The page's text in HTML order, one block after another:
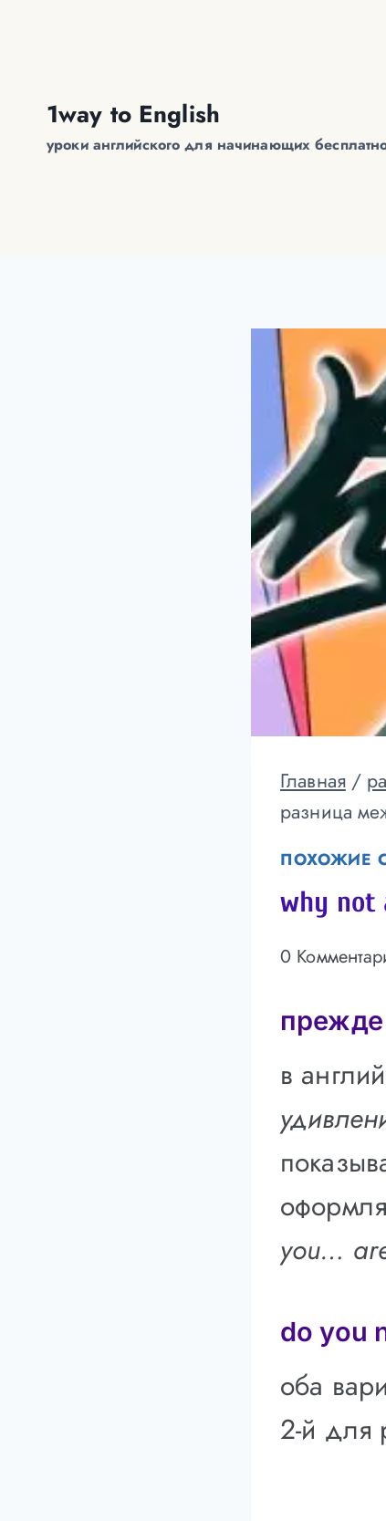
1way to English
уроки английского для начинающих
Главная /
разница
ПОХОЖИЕ
why not
0
прежде
в
you…
do you
оба
2-й для